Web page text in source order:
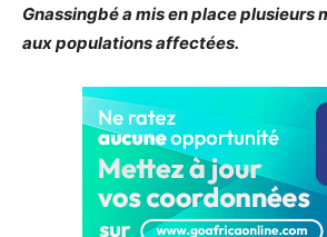
Gnassingbé a mis en place plusieurs
aux populations affectées.